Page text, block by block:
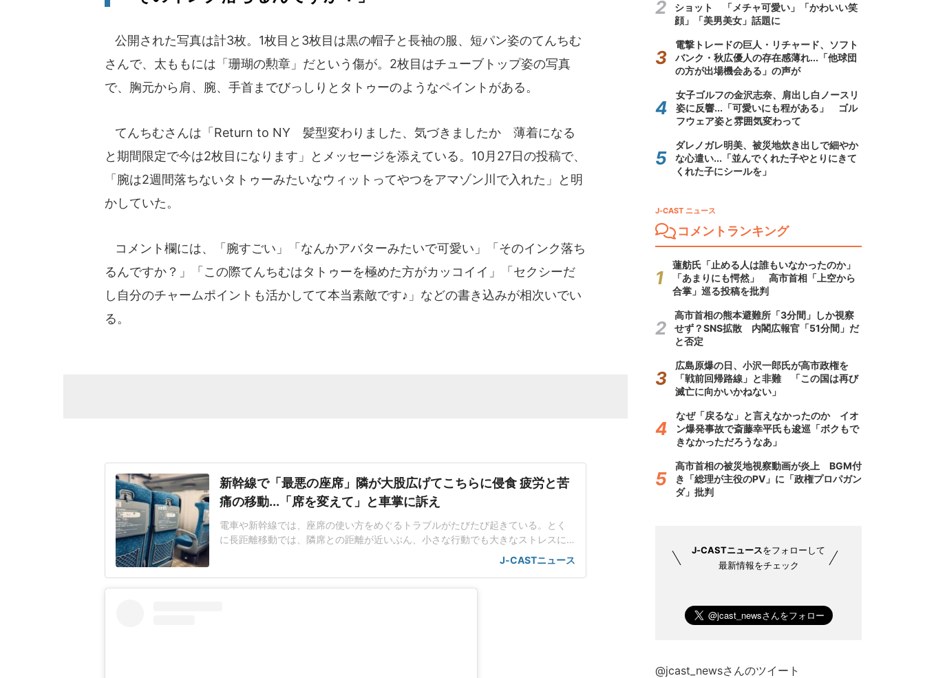
公開された写真は計3枚。1枚目と3枚目は黒の帽子と長袖の服、短パン姿のてんちむ
さんで、太ももには「珊瑚の勲章」だという傷が。2枚目はチューブトップ姿の写真
で、胸元から肩、腕、手首までびっしりとタトゥーのようなペイントがある。
てんちむさんは「Return to NY 髪型変わりました、気づきましたか 薄着になる
と期間限定で今は2枚目になります」とメッセージを添えている。10月27日の投稿で、
「腕は2週間落ちないタトゥーみたいなウィットってやつをアマゾン川で入れた」と明
かしていた。
コメント欄には、「腕すごい」「なんかアバターみたいで可愛い」「そのインク落ち
るんですか？」「この際てんちむはタトゥーを極めた方がカッコイイ」「セクシーだ
し自分のチャームポイントも活かしてて本当素敵です♪」などの書き込みが相次いでい
る。
新幹線で「最悪の座席」隣が大股広げてこちらに侵食 疲労と苦
痛の移動...「席を変えて」と車掌に訴え
電車や新幹線では、座席の使い方をめぐるトラブルがたびたび起きている。とく
に長距離移動では、隣席との距離が近いぶん、小さな行動でも大きなストレスに
つながることがある。都内在住の中村彩名さん(仮名・30代)は、関西方面から東
京に向かう新幹線で、思わぬ出来事に直面した。不自然な姿勢で移動する羽目に
J-CASTニュース
ショット 「メチャ可愛い」「かわいい笑
顔」「美男美女」話題に
電撃トレードの巨人・リチャード、ソフト
バンク・秋広優人の存在感薄れ...「他球団
の方が出場機会ある」の声が
女子ゴルフの金沢志奈、肩出し白ノースリ
姿に反響...「可愛いにも程がある」 ゴル
フウェア姿と雰囲気変わって
ダレノガレ明美、被災地炊き出しで細やか
な心遣い...「並んでくれた子やとりにきて
くれた子にシールを」
J-CAST ニュース
コメントランキング
蓮舫氏「止める人は誰もいなかったのか」
「あまりにも愕然」 高市首相「上空から
合掌」巡る投稿を批判
高市首相の熊本避難所「3分間」しか視察
せず？SNS拡散 内閣広報官「51分間」だ
と否定
広島原爆の日、小沢一郎氏が高市政権を
「戦前回帰路線」と非難 「この国は再び
滅亡に向かいかねない」
なぜ「戻るな」と言えなかったのか イオ
ン爆発事故で斎藤幸平氏も逡巡「ボクもで
きなかっただろうなあ」
高市首相の被災地視察動画が炎上 BGM付
き「総理が主役のPV」に「政権プロパガン
ダ」批判
J-CASTニュースをフォローして
最新情報をチェック
@jcast_newsさんのツイート